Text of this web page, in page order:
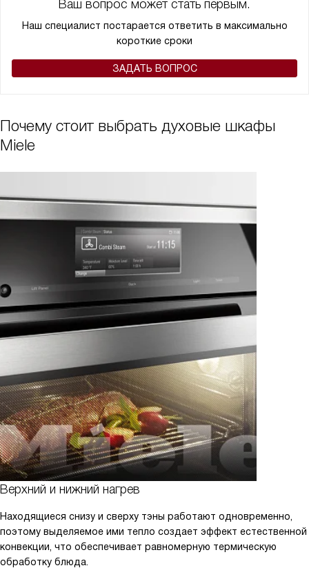
крайне стильный. Моя кухня обрела совершенно новый вид, а я
здоровых блюд для всей семьи!
Ваш вопрос может стать первым.
Наш специалист постарается ответить в максимально
короткие сроки
ЗАДАТЬ ВОПРОС
Почему стоит выбрать духовые шкафы
Miele
Верхний и нижний нагрев
Находящиеся снизу и сверху тэны работают одновременно,
поэтому выделяемое ими тепло создает эффект естественной
конвекции, что обеспечивает равномерную термическую
обработку блюда.